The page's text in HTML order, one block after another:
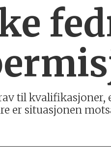
til
er situasjonen